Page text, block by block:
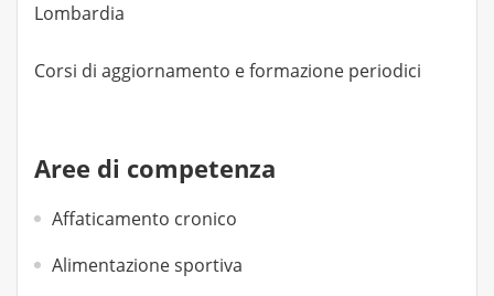
Lombardia
Corsi di aggiornamento e formazione periodici
Aree di competenza
Affaticamento cronico
Alimentazione sportiva